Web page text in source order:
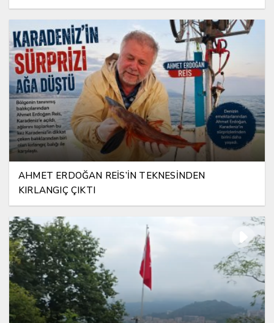
YAŞATILIYOR
AHMET ERDOĞAN REİS’İN TEKNESİNDEN
KIRLANGIÇ ÇIKTI